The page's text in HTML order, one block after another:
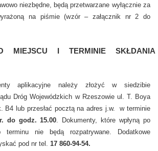
niezbędne, będą przetwarzane wyłącznie za
na piśmie (wzór – załącznik nr 2 do
O MIEJSCU I TERMINIE SKŁDANIA
aplikacyjne należy złożyć w siedzibie
Dróg Wojewódzkich w Rzeszowie ul. T. Boya
B4 lub przesłać pocztą na adres j.w.w terminie
do godz. 15.00. Dokumenty, które wpłyną po
terminu nie będą rozpatrywane. Dodatkowe
pod nr tel. 17 860-94-54.